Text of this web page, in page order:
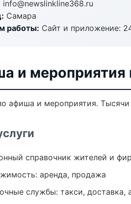
info@newslinkline368.ru
Самара
работы: Сайт и приложение:
и мероприятия
афиша и мероприятия.
справочник жителей и
аренда, продажа
службы: такси, доставка,